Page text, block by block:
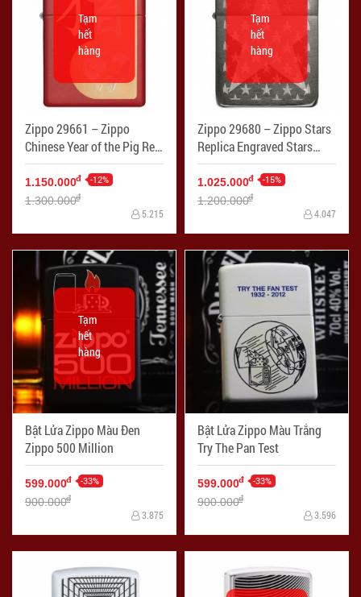
Zippo 29661 – Zippo
Chinese Year of the Pig Red
Matte
Tạm
hết
hàng
1.150.000đ -12%
1.300.000đ
5.215
Zippo 29680 – Zippo Stars
Replica Engraved Stars
Black Ice
Tạm
hết
hàng
1.025.000đ -15%
1.200.000đ
4.047
Bật Lửa Zippo Màu Đen
Zippo 500 Million
Tạm
hết
hàng
599.000đ -33%
900.000đ
3.875
Bật Lửa Zippo Màu Trắng
Try The Pan Test
599.000đ -33%
900.000đ
3.596